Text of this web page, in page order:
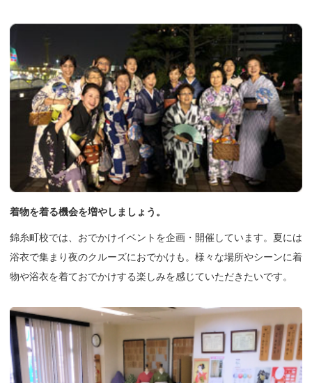
着物を着る機会を増やしましょう。
錦糸町校では、おでかけイベントを企画・開催しています。夏には
浴衣で集まり夜のクルーズにおでかけも。様々な場所やシーンに着
物や浴衣を着ておでかけする楽しみを感じていただきたいです。